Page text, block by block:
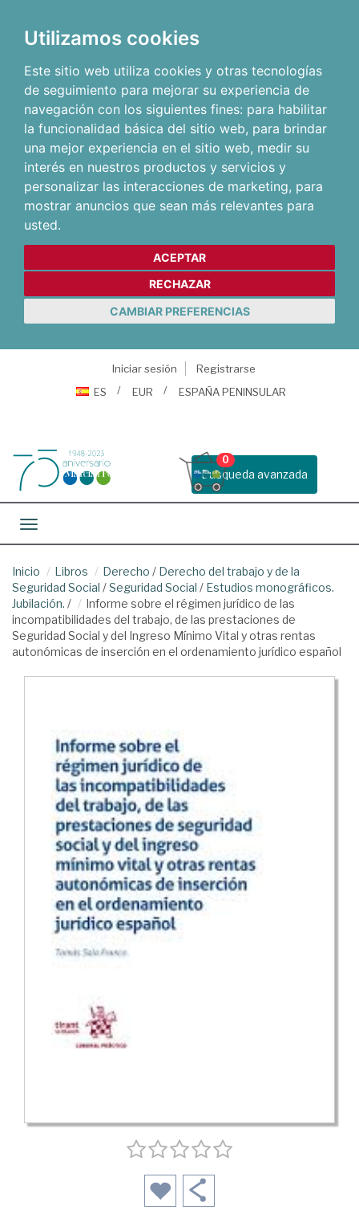
Utilizamos cookies
Este sitio web utiliza cookies y otras tecnologías
de seguimiento para mejorar su experiencia de
navegación con los siguientes fines: para habilitar
la funcionalidad básica del sitio web, para brindar
una mejor experiencia en el sitio web, medir su
interés en nuestros productos y servicios y
personalizar las interacciones de marketing, para
mostrar anuncios que sean más relevantes para
usted.
ACEPTAR
RECHAZAR
CAMBIAR PREFERENCIAS
Iniciar sesión
Registrarse
ES
EUR ESPAÑA PENINSULAR
Busqueda avanzada
0
Toggle navigation
Inicio Libros Derecho / Derecho del trabajo y de la
Seguridad Social /Seguridad Social / Estudios monográficos.
Jubilación. /
Informe sobre el régimen jurídico de las
incompatibilidades del trabajo, de las prestaciones de
Seguridad Social y del Ingreso Mínimo Vital y otras rentas
autonómicas de inserción en el ordenamiento jurídico español